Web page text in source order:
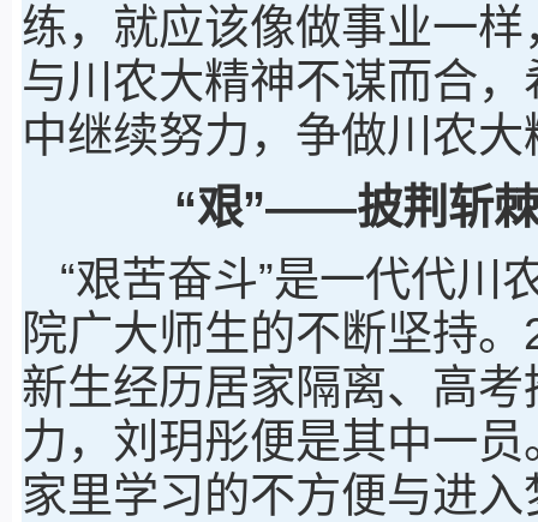
练，就应该像做事业一
与川农大精神不谋而合
中继续努力，争做川农大
“艰”——披荆斩棘
“艰苦奋斗”是一代代川
院广大师生的不断坚持
新生经历居家隔离、高
力，刘玥彤便是其中一
家里学习的不方便与进